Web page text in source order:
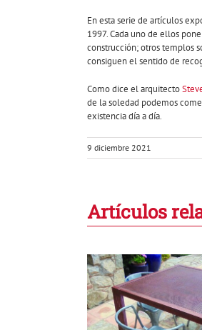
En esta serie de artículos
1997. Cada uno de ellos
construcción; otros templos
consiguen el sentido de
Como dice el arquitecto
de la soledad podemos
existencia día a día.
9 diciembre 2021
Artículos
Conjunto
en Calella: